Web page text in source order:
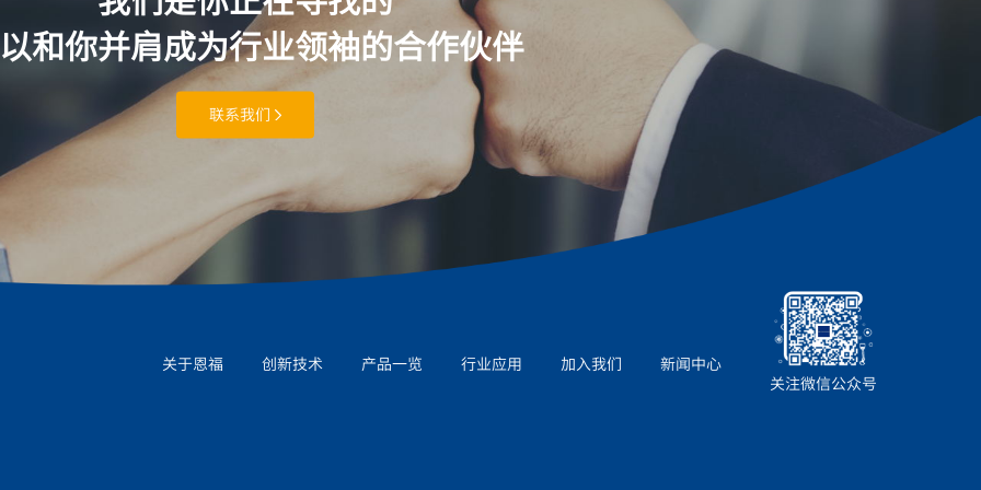
和你并肩成为行业领袖的合作伙伴
联系我们
关注微信公众号
关于恩福 创新技术 产品一览 行业应用 加入我们 新闻中心